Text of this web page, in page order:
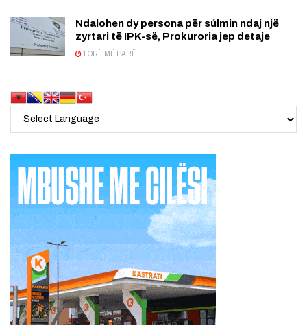
Ndalohen dy persona për súlmin ndaj një
zyrtari të IPK-së, Prokuroria jep detaje
1 ORË MË PARË